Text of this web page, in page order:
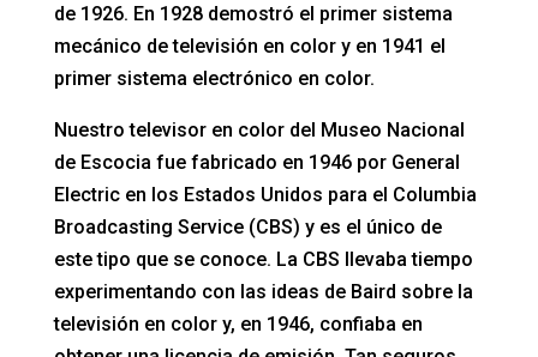
de 1926. En 1928 demostró el primer sistema
mecánico de televisión en color y en 1941 el
primer sistema electrónico en color.
Nuestro televisor en color del Museo Nacional
de Escocia fue fabricado en 1946 por General
Electric en los Estados Unidos para el Columbia
Broadcasting Service (CBS) y es el único de
este tipo que se conoce. La CBS llevaba tiempo
experimentando con las ideas de Baird sobre la
televisión en color y, en 1946, confiaba en